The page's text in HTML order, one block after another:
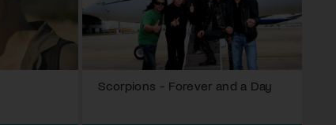
Scorpions - Forever and a Day